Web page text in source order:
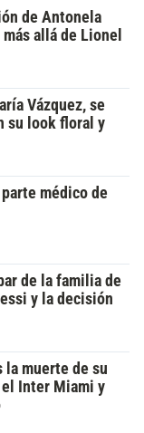
de Antonela
allá de Lionel
Vázquez, se
su look floral y
médico de
de la familia de
y la decisión
la muerte de su
Inter Miami y